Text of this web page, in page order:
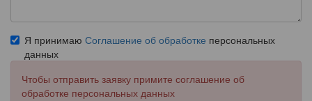
Я принимаю Соглашение об обработке персональных
данных
Чтобы отправить заявку примите соглашение об
обработке персональных данных